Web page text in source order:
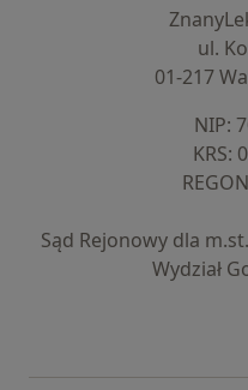
ul.
01-217
NIP:
KRS:
Sąd Rejonowy dla
Wydział